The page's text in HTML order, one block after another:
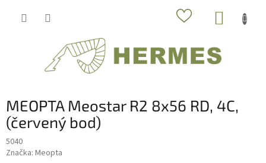
MEOPTA Meostar R2 8x56 RD, 4C,
(červený bod)
5040
Značka: Meopta